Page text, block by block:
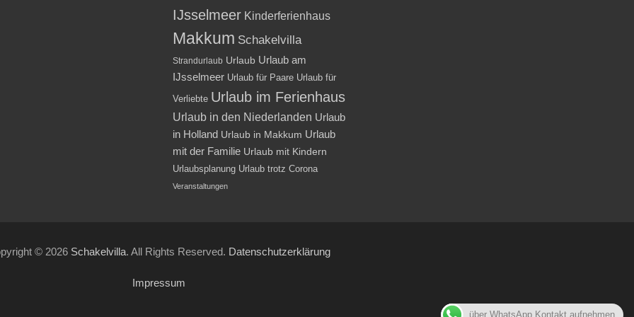
IJsselmeer Kinderferienhaus
Makkum Schakelvilla
Strandurlaub Urlaub Urlaub am
IJsselmeer Urlaub für Paare Urlaub für
Verliebte Urlaub im Ferienhaus
Urlaub in den Niederlanden Urlaub
in Holland Urlaub in Makkum Urlaub
mit der Familie Urlaub mit Kindern
Urlaubsplanung Urlaub trotz Corona
Veranstaltungen
© 2026 Schakelvilla. All Rights Reserved. Datenschutzerklärung
Impressum
über WhatsApp Kontakt aufnehmen